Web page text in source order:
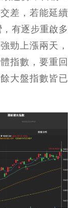
差，若能延續
有逐步重啟多
勁上漲兩天，
指數，要重回
大盤指數皆已